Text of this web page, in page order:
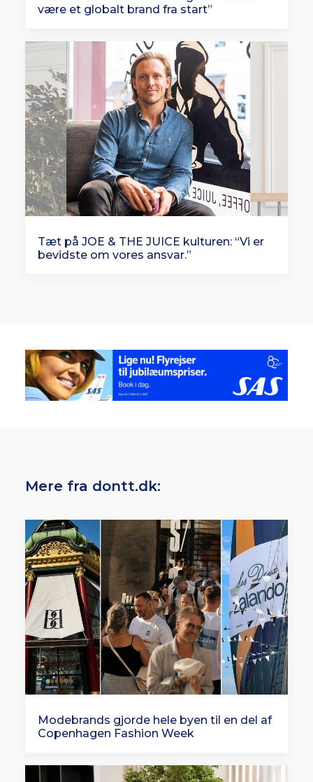
være et globalt brand fra start”
Tæt på JOE & THE JUICE kulturen: “Vi er
bevidste om vores ansvar.”
Mere fra dontt.dk:
Modebrands gjorde hele byen til en del af
Copenhagen Fashion Week